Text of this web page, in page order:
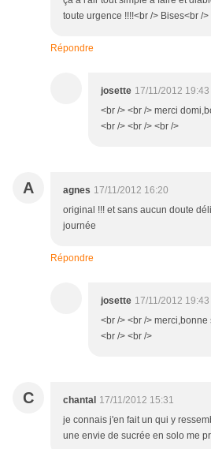
toute urgence !!!!<br /> Bises<br />
Répondre
josette 17/11/2012 19:43
<br /> <br /> merci
<br /> <br /> <br />
A agnes 17/11/2012 16:20
original !!! et sans aucun doute
journée
Répondre
josette 17/11/2012 19:43
<br /> <br />
<br /> <br />
C chantal 17/11/2012 15:31
je connais j'en fait un qui y
une envie de sucrée en solo me